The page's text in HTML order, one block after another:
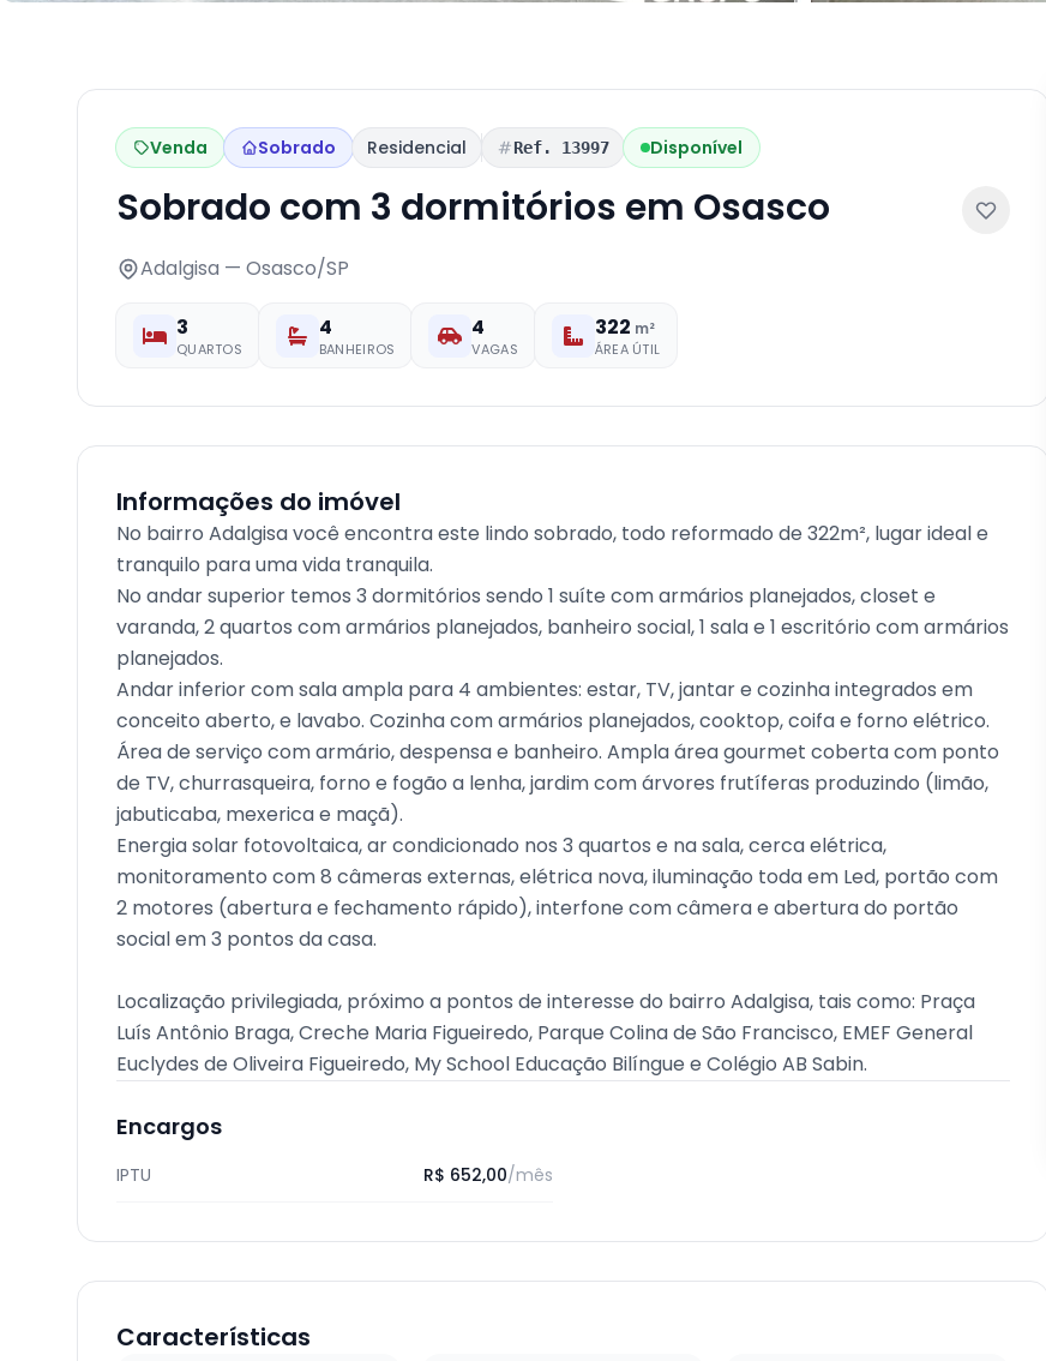
Venda Sobrado Residencial Ref. 13997 Disponível
Sobrado com 3 dormitórios em Osasco
Adalgisa — Osasco/SP
3
QUARTOS
4
BANHEIROS
4
VAGAS
322 m²
ÁREA ÚTIL
Informações do imóvel
No bairro Adalgisa você encontra este lindo sobrado, todo reformado de 322m², lugar ideal e
tranquilo para uma vida tranquila.
No andar superior temos 3 dormitórios sendo 1 suíte com armários planejados, closet e
varanda, 2 quartos com armários planejados, banheiro social, 1 sala e 1 escritório com armários
planejados.
Andar inferior com sala ampla para 4 ambientes: estar, TV, jantar e cozinha integrados em
conceito aberto, e lavabo. Cozinha com armários planejados, cooktop, coifa e forno elétrico.
Área de serviço com armário, despensa e banheiro. Ampla área gourmet coberta com ponto
de TV, churrasqueira, forno e fogão a lenha, jardim com árvores frutíferas produzindo (limão,
jabuticaba, mexerica e maçã).
Energia solar fotovoltaica, ar condicionado nos 3 quartos e na sala, cerca elétrica,
monitoramento com 8 câmeras externas, elétrica nova, iluminação toda em Led, portão com
2 motores (abertura e fechamento rápido), interfone com câmera e abertura do portão
social em 3 pontos da casa.
Localização privilegiada, próximo a pontos de interesse do bairro Adalgisa, tais como: Praça
Luís Antônio Braga, Creche Maria Figueiredo, Parque Colina de São Francisco, EMEF General
Euclydes de Oliveira Figueiredo, My School Educação Bilíngue e Colégio AB Sabin.
Encargos
IPTU R$ 652,00/mês
Características